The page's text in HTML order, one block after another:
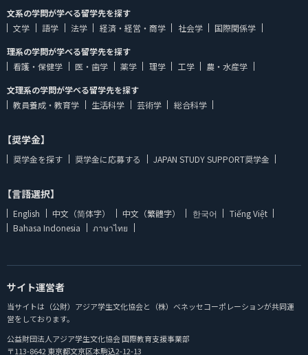
文系の学問が学べる留学先を探す
文学
語学 法学 経済・経営・商学 社会学
国際関係学
理系の学問が学べる留学先を探す
看護・保健学
医・歯学 薬学 理学 工学
農・水産学
文理系の学問が学べる留学先を探す
教員養成・教育学
生活科学 芸術学 総合科学
【奨学金】
奨学金を探す 奨学金に応募する JAPAN STUDY SUPPORT奨学金
【言語選択】
English 中文（简体字） 中文（繁體字） 한국어
Tiếng Việt
Bahasa Indonesia
ภาษาไทย
サイト運営者
当サイトは（公財）アジア学生文化協会と（株）ベネッセコーポレーションが共同運
営をしております。
公益財団法人アジア学生文化協会 国際教育支援事業部
〒113-8642 東京都文京区本駒込2-12-13